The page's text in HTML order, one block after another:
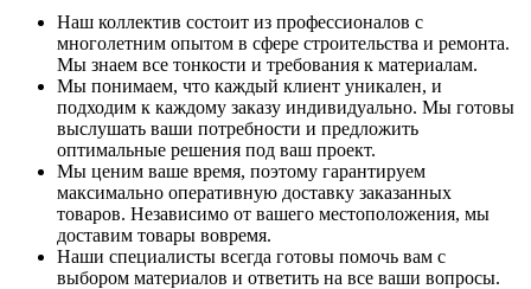
Наш коллектив состоит из профессионалов с
многолетним опытом в сфере строительства и ремонта.
Мы знаем все тонкости и требования к материалам.
Мы понимаем, что каждый клиент уникален, и
подходим к каждому заказу индивидуально. Мы готовы
выслушать ваши потребности и предложить
оптимальные решения под ваш проект.
Мы ценим ваше время, поэтому гарантируем
максимально оперативную доставку заказанных
товаров. Независимо от вашего местоположения, мы
доставим товары вовремя.
Наши специалисты всегда готовы помочь вам с
выбором материалов и ответить на все ваши вопросы.